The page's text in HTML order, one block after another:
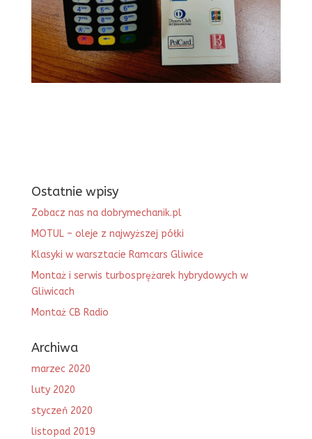
Ostatnie wpisy
Zobacz nas na dobrymechanik.pl
MOTUL – oleje z najwyższej półki
Klasyki w warsztacie Ramcars Gliwice
Montaż i serwis turbosprężarek hybrydowych w
Gliwicach
Montaż CB Radio
Archiwa
marzec 2020
luty 2020
styczeń 2020
listopad 2019